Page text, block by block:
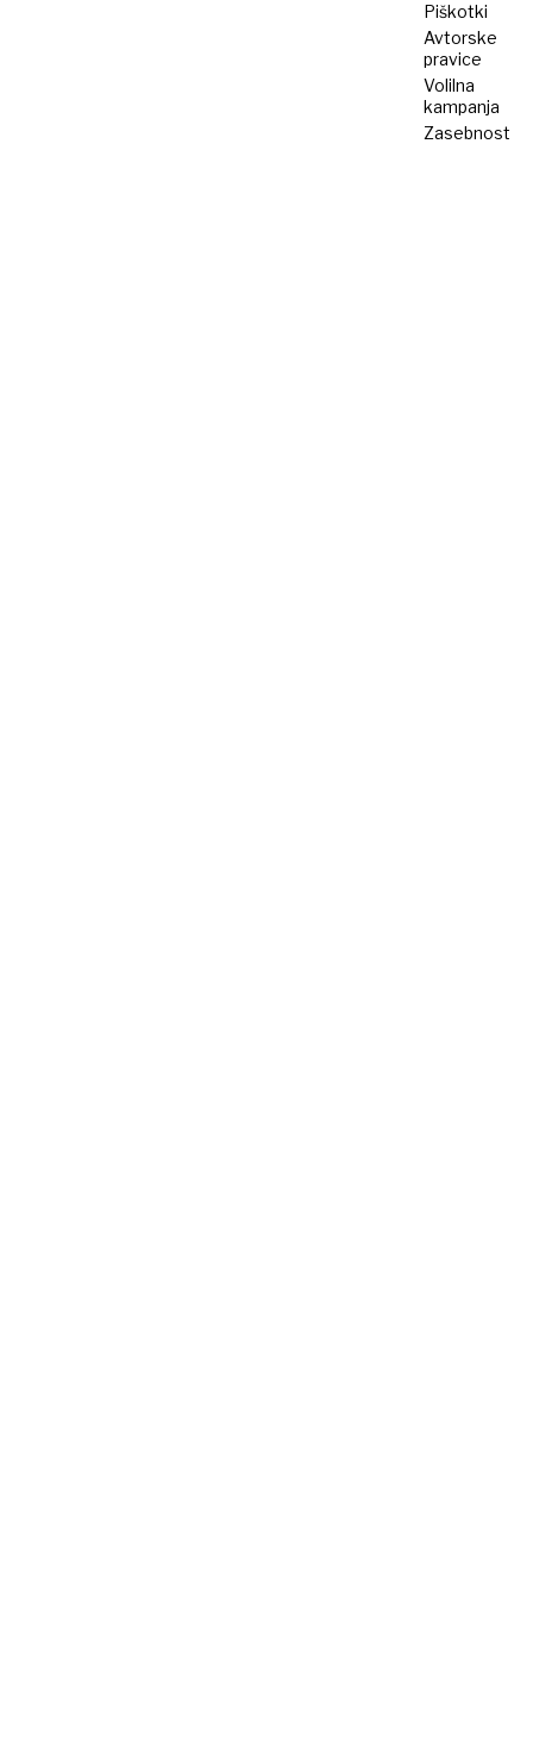
Piškotki
Avtorske
pravice
Volilna
kampanja
Zasebnost